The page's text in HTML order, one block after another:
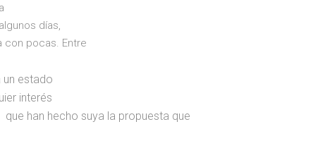
días,
con pocas. Entre
un estado
interés
que han hecho suya la propuesta que